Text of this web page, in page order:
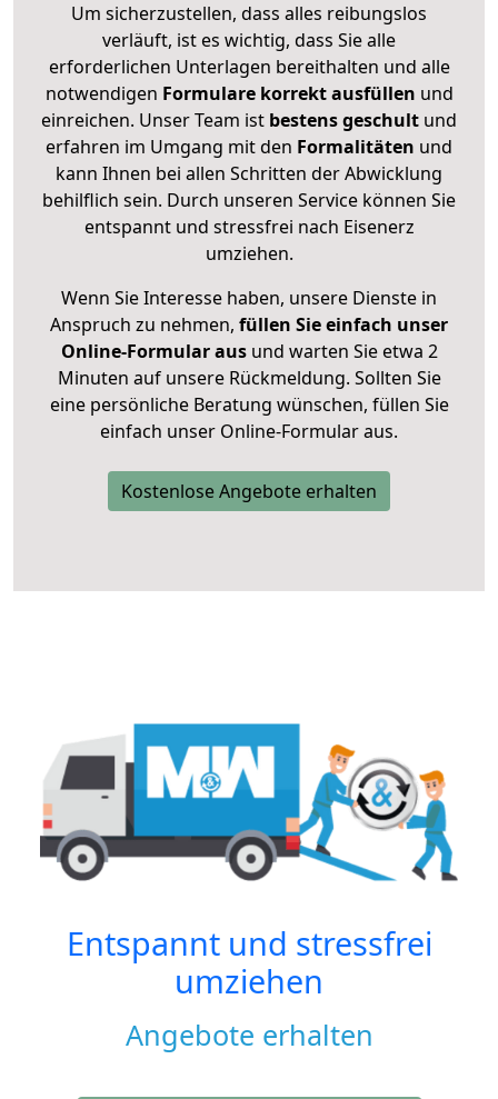
Um sicherzustellen, dass alles reibungslos
verläuft, ist es wichtig, dass Sie alle
erforderlichen Unterlagen bereithalten und alle
notwendigen Formulare korrekt ausfüllen und
einreichen. Unser Team ist bestens geschult und
erfahren im Umgang mit den Formalitäten und
kann Ihnen bei allen Schritten der Abwicklung
behilflich sein. Durch unseren Service können Sie
entspannt und stressfrei nach Eisenerz
umziehen.
Wenn Sie Interesse haben, unsere Dienste in
Anspruch zu nehmen, füllen Sie einfach unser
Online-Formular ausund warten Sie etwa 2
Minuten auf unsere Rückmeldung. Sollten Sie
eine persönliche Beratung wünschen, füllen Sie
einfach unser Online-Formular aus.
Kostenlose Angebote erhalten
Entspannt und stressfrei
umziehen
Angebote erhalten